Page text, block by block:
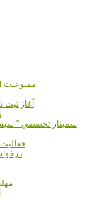
ممنوعيت
آغاز ثبت
سمينار تخصصي "
فعاليت بيش از 70 هزار
درخواست مجوز